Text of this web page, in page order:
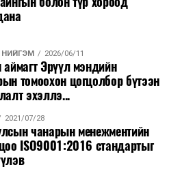
2026/06/11
аймагт Эрүүл мэндийн
томоохон цогцолбор бүтээн
эхэллэ...
2021/07/28
чанарын менежментийн
ISO9001:2016 стандартыг